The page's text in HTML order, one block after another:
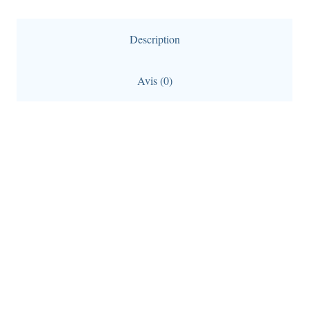
Description
Avis (0)